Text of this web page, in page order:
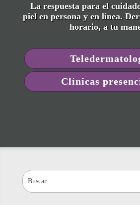
La respuesta para el
piel en persona y en línea.
horario, a tu
Clínicas